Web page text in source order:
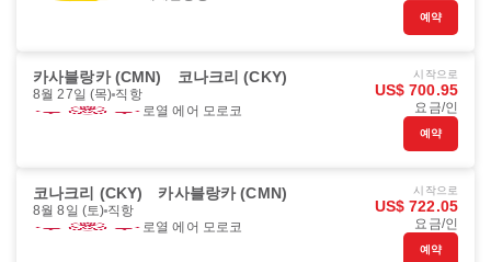
예약
카사블랑카 (CMN) 코나크리 (CKY)
8월 27일 (목) 직항
로열 에어 모로코
시작으로
US$ 700.95
요금/인
예약
코나크리 (CKY) 카사블랑카 (CMN)
8월 8일 (토) 직항
로열 에어 모로코
시작으로
US$ 722.05
요금/인
예약